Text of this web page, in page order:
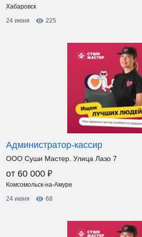
Хабаровск
24 июня
225
Администратор-кассир
ООО Суши Мастер. Улица Лазо 7
от 60 000 ₽
Комсомольск-на-Амуре
24 июня
68